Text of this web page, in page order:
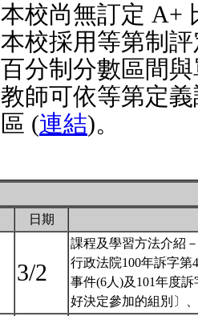
本校尚無訂定 A+
本校採用等第制
百分制分數區間
教師可依等第定
區 (連結)。
日期
3/2
課程及學習方法介紹
行政法院100年訴字第
事件(6人)及101年度
好決定參加的組別〕